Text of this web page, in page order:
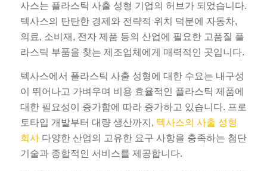
사스는 플라스틱 사출 성형 기업의 허브가 되었습니다.
텍사스의 탄탄한 경제와 전략적 위치 덕분에 자동차,
의료, 소비재, 전자 제품 등의 산업에 필요한 고품질 플
라스틱 부품을 찾는 제조업체에게 매력적인 곳입니다.
텍사스에서 플라스틱 사출 성형에 대한 수요는 내구성
이 뛰어나고 가벼우며 비용 효율적인 플라스틱 제품에
대한 필요성이 증가함에 따라 증가하고 있습니다. 프로
토타입 개발부터 대량 생산까지, 텍사스의 사출 성형
회사다양한 산업의 고유한 요구 사항을 충족하는 첨단
기술과 종합적인 서비스를 제공합니다.